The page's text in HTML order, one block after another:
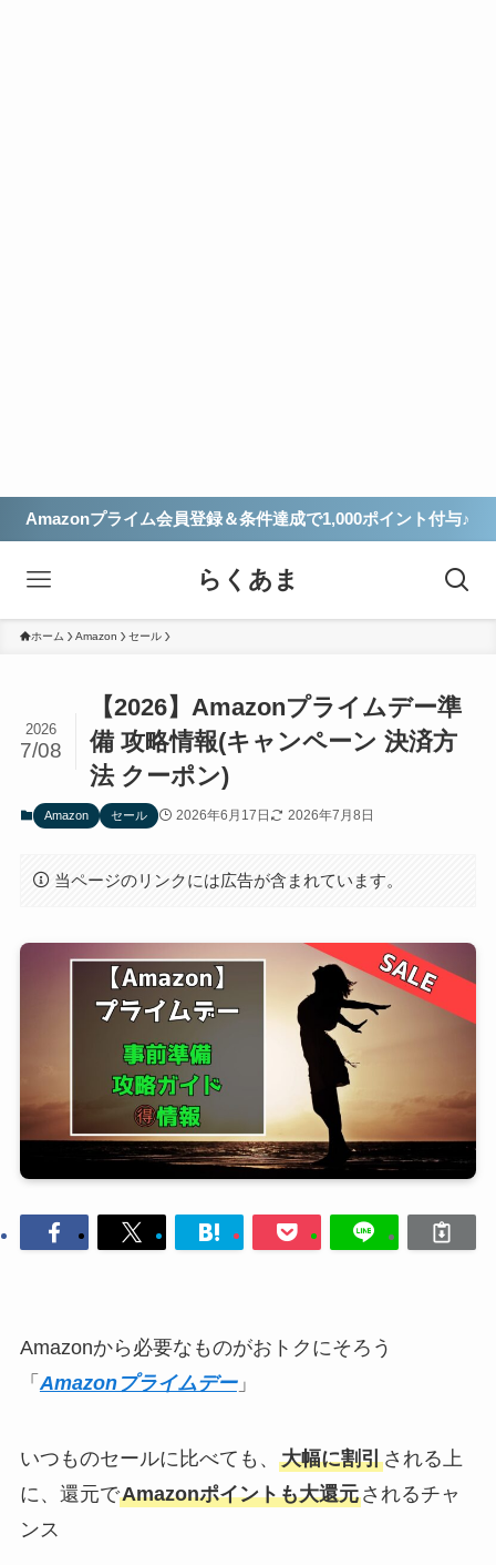
Amazonプライム会員登録＆条件達成で1,000ポイント付与♪
らくあま
ホーム Amazon セール
【2026】Amazonプライムデー準
備 攻略情報(キャンペーン 決済方
法 クーポン)
2026
7/08
Amazon セール 2026年6月17日 2026年7月8日
当ページのリンクには広告が含まれています。
Amazonから必要なものがおトクにそろう
「 Amazonプライムデー」
いつものセールに比べても、 大幅に割引される上
に、還元でAmazonポイントも大還元されるチャ
ンス